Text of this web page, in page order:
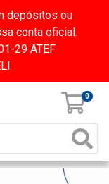
depósitos ou
conta oficial.
29 ATEF
0